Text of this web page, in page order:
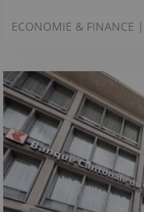
ECONOMIE & FINANCE |